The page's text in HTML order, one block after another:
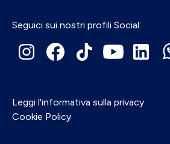
Seguici sui nostri profili Social:
Leggi l'informativa sulla privacy
Cookie Policy